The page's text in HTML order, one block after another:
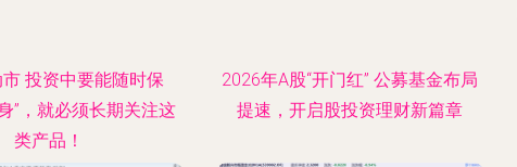
投资中要能随时保
”，就必须长期关注这
类产品！
2026年A股“开门红” 公募基金布局
提速，开启股投资理财新篇章